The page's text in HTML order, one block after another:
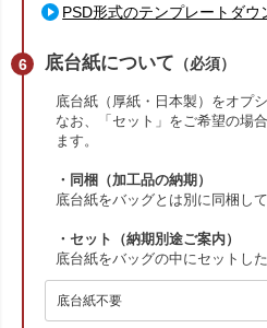
PSD形式のテンプレートダウ
底台紙について （必須）
底台紙（厚紙・日本製）をオプ
なお、「セット」をご希望の場
ます。
・同梱（加工品の納期）
底台紙をバッグとは別に同梱し
・セット（納期別途ご案内）
底台紙をバッグの中にセットし